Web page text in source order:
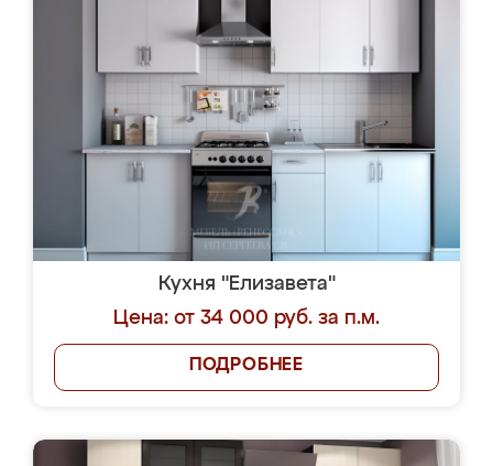
Кухня "Елизавета"
Цена: от 34 000 руб. за п.м.
ПОДРОБНЕЕ